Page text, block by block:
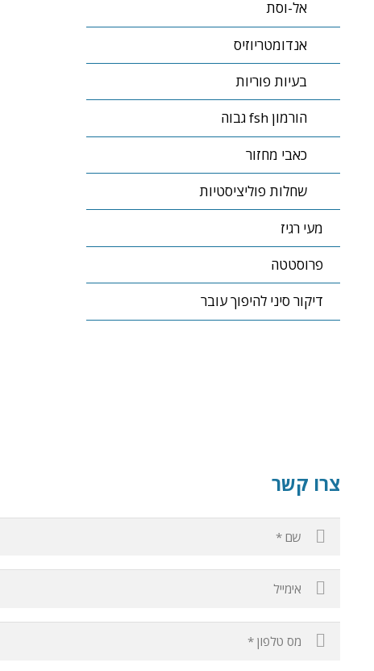
אל-וסת
אנדומטריוזיס
בעיות פוריות
הורמון fsh גבוה
כאבי מחזור
שחלות פוליציסטיות
מעי רגיז
פרוסטטה
דיקור סיני להיפוך עובר
צרו קשר